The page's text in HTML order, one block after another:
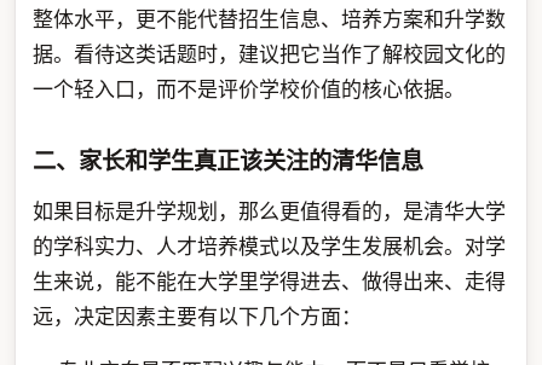
整体水平，更不能代替招生信息、培养方案和升学数
据。看待这类话题时，建议把它当作了解校园文化的
一个轻入口，而不是评价学校价值的核心依据。
二、家长和学生真正该关注的清华信息
如果目标是升学规划，那么更值得看的，是清华大学
的学科实力、人才培养模式以及学生发展机会。对学
生来说，能不能在大学里学得进去、做得出来、走得
远，决定因素主要有以下几个方面：